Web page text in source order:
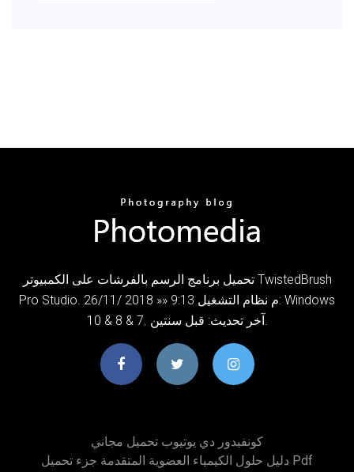
تحميل برنامج الرسم بالفرشات على الكمبيوتر TwistedBrush
Pro Studio. 26/11/ 2018 »» 9:13 م نظام التشغيل: Windows
كونفيدور دي يوتيوب تحميل مجاني
دليل حلول الكيمياء العضوية المتقدمة جزء تحميل Pdf